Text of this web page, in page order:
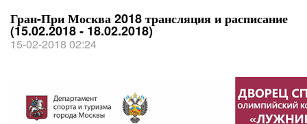
Гран-При Москва 2018 трансляция и расписание
(15.02.2018 - 18.02.2018)
15-02-2018 02:24